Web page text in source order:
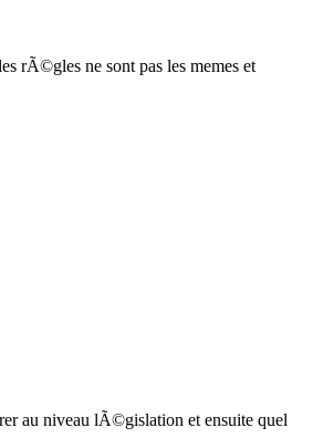
rÃ©gles ne sont pas les memes et
au niveau lÃ©gislation et ensuite quel